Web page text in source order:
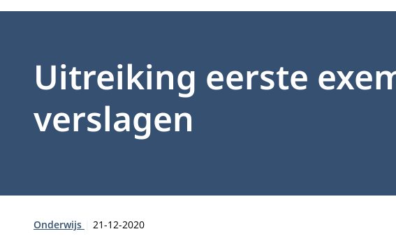
Uitreiking eerste
verslagen
Type:
Onderwijs Publicatiedatum:
21-12-2020